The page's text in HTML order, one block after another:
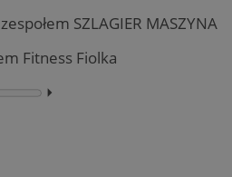
SZLAGIER MASZYNA
Fitness Fiolka
⏵︎